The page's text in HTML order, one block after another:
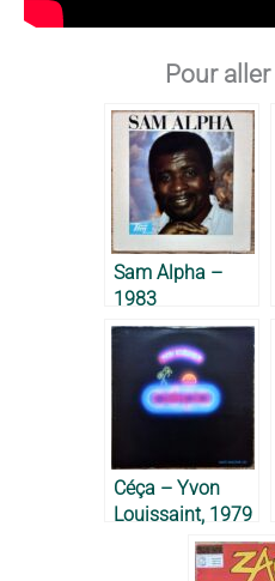
Pour
Sam Alpha –
1983
Céça – Yvon
Louissaint, 1979